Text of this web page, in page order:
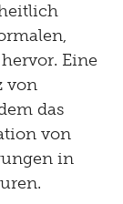
Eine
von
das
von
in